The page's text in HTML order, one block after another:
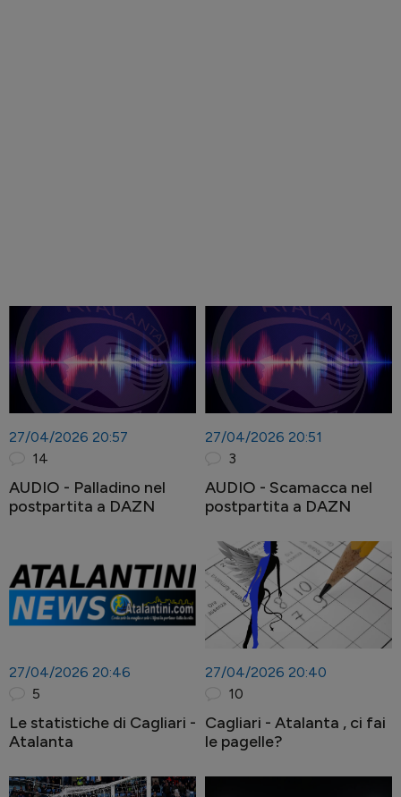
27/04/2026 20:57
14
AUDIO - Palladino nel
postpartita a DAZN
27/04/2026 20:51
3
AUDIO - Scamacca nel
postpartita a DAZN
27/04/2026 20:46
5
Le statistiche di Cagliari -
Atalanta
27/04/2026 20:40
10
Cagliari - Atalanta , ci fai
le pagelle?